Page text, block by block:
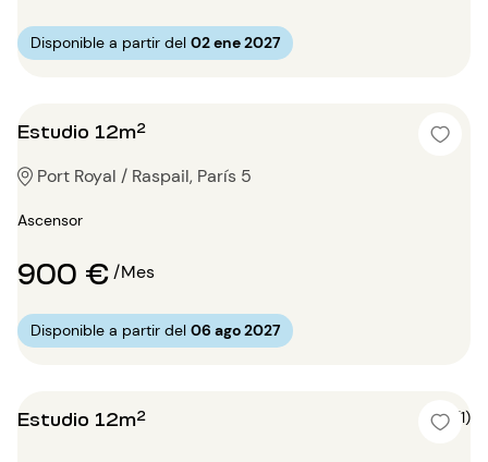
Disponible a partir del 02 ene 2027
Estudio 12m²
Port Royal / Raspail, París 5
Ascensor
900 €/Mes
Disponible a partir del 06 ago 2027
Estudio 12m² 5 (1)